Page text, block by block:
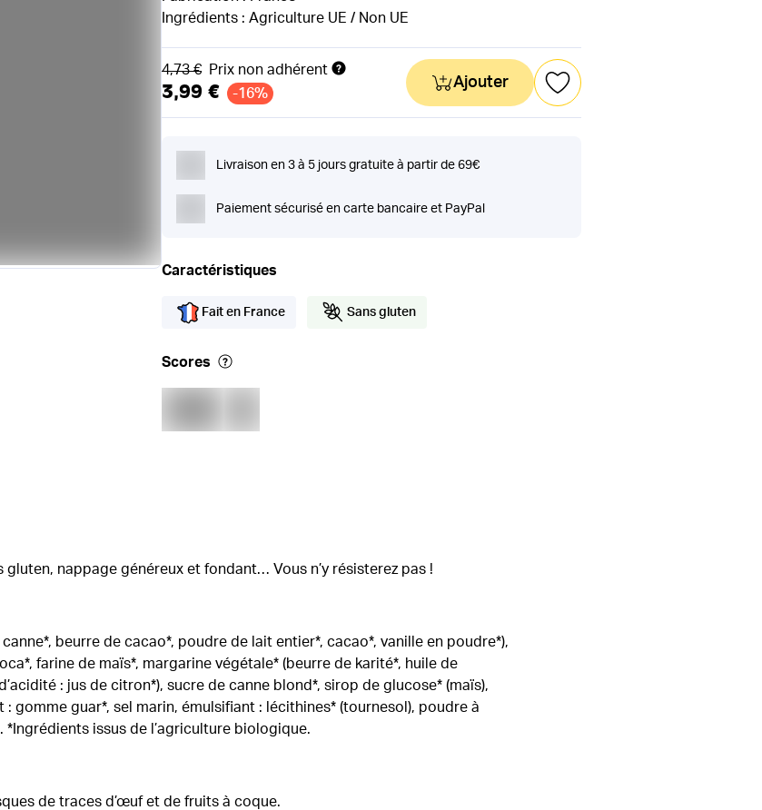
Ingrédients : Agriculture UE / Non UE
Ancien prix
4,73 € Prix non adhérent
3,99 € -16%
Ajouter
Livraison en 3 à 5 jours gratuite à partir de 69€
Paiement sécurisé en carte bancaire et PayPal
Caractéristiques
Fait en France Sans gluten
Scores
nappage généreux et fondant… Vous n’y résisterez pas !
beurre de cacao*, poudre de lait entier*, cacao*, vanille en poudre*),
farine de maïs*, margarine végétale* (beurre de karité*, huile de
: jus de citron*), sucre de canne blond*, sirop de glucose* (maïs),
: gomme guar*, sel marin, émulsifiant : lécithines* (tournesol), poudre à
*Ingrédients issus de l’agriculture biologique.
de traces d’œuf et de fruits à coque.